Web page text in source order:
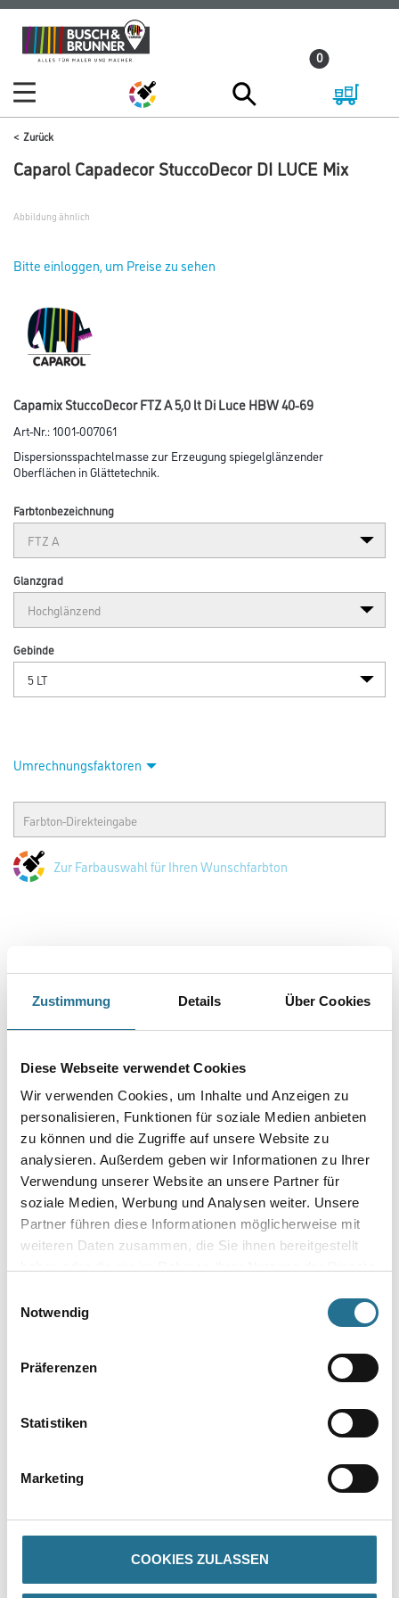
Zustimmung Details Über Cookies
Diese Webseite verwendet Cookies
Wir verwenden Cookies, um Inhalte und Anzeigen zu
personalisieren, Funktionen für soziale Medien anbieten
zu können und die Zugriffe auf unsere Website zu
analysieren. Außerdem geben wir Informationen zu Ihrer
Verwendung unserer Website an unsere Partner für
soziale Medien, Werbung und Analysen weiter. Unsere
Partner führen diese Informationen möglicherweise mit
weiteren Daten zusammen, die Sie ihnen bereitgestellt
Notwendig
Präferenzen
Statistiken
Marketing
COOKIES ZULASSEN
Zum
Inhalt
Zum
Navigationsmenü
0
Zurück
Caparol Capadecor StuccoDecor DI LUCE Mix
Abbildung ähnlich
Bitte einloggen, um Preise zu sehen
Capamix StuccoDecor FTZ A 5,0 lt Di Luce HBW 40-69
Art-Nr.:1001-007061
Dispersionsspachtelmasse zur Erzeugung spiegelglänzender
Oberflächen in Glättetechnik.
Glanzgrad
Umrechnungsfaktoren
PRODUKTEIGENSCHAFTEN
Produkteigenschaft
- Rationelle und sichere Verarbeitungs­technik